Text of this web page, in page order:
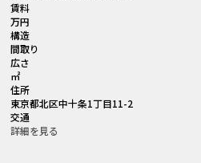
賃料
万円
構造
間取り
広さ
㎡
住所
東京都北区中十条1丁目11-2
交通
詳細を見る